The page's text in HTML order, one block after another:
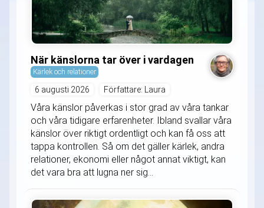
När känslorna tar över i vardagen
Kärlek och relationer
6 augusti 2026 Författare: Laura
Våra känslor påverkas i stor grad av våra tankar
och våra tidigare erfarenheter. Ibland svallar våra
känslor över riktigt ordentligt och kan få oss att
tappa kontrollen. Så om det gäller kärlek, andra
relationer, ekonomi eller något annat viktigt, kan
det vara bra att lugna ner sig...